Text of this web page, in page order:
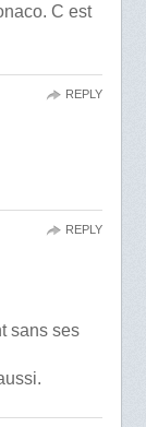
C est
REPLY
sans ses
REPLY